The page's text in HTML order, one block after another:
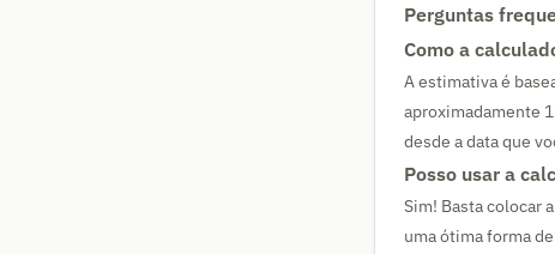
Perguntas
Como a
A estimativa é
aproximadamente
desde a data que
Posso usar a
Sim! Basta colocar
uma ótima forma